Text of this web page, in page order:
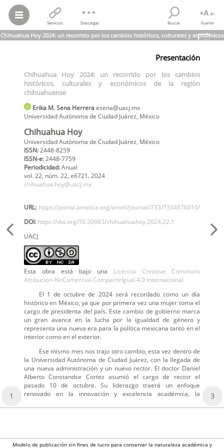
Servicios Descargas Buscar Fuente
Chihuahua Hoy 2024: un recorrido por los cambios históricos, culturales y económicos
de la región chihuahuense
culturales y económicos de la región chihuahuense
Chihuahua Hoy,
vol. 22, núm. 22, e6721, 2024
Universidad Autónoma de Ciudad Juárez
Presentación
Chihuahua Hoy 2024: un recorrido por los cambios
históricos, culturales y económicos de la región
chihuahuense
Erika M.Sena Herreraesena@uacj.mx
Universidad Autónoma de Ciudad Juárez, México
Chihuahua Hoy
Universidad Autónoma de Ciudad Juárez, México
ISSN:2448-8259
ISSN-e:2448-7759
Periodicidad:Anual
vol. 22,
núm. 22, e6721, 2024
chihuahua.hoy@uacj.mx
URL: https://portal.amelica.org/ameli/journal/733/7334876010/
DOI: https://doi.org/10.20983/chihuahuahoy.2024.22.1
UACJ
Esta obra está bajo una Licencia Creative Commons
Atribución-NoComercial-CompartirIgual 4.0 Internacional.
El 1 de octubre de 2024 será recordado como un día
histórico en México, ya que por primera vez una mujer toma el
cargo de presidenta del país. Este cambio de gobierno marca
un gran avance en la lucha por la igualdad de género y
representa una nueva era para la política mexicana tanto en el
interior como en el exterior.
Ese mismo mes nos trajo otro cambio, esta vez dentro de
la Universidad Autónoma de Ciudad Juárez, con la llegada de
una nueva administración y un nuevo rector. El doctor Daniel
Alberto Constandse Cortez asumió el cargo de rector el
pasado 10 de octubre. Su liderazgo traerá un enfoque
renovado en la innovación y excelencia académica, la
1 3
Modelo de publicación sin fines de lucro para conservar la naturaleza académica y